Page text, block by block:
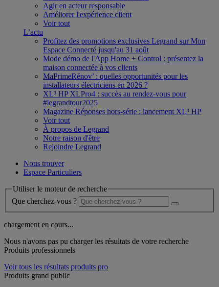
Agir en acteur responsable
Améliorer l'expérience client
Voir tout
L’actu
Profitez des promotions exclusives Legrand sur Mon
Espace Connecté jusqu'au 31 août
Mode démo de l'App Home + Control : présentez la
maison connectée à vos clients
MaPrimeRénov’ : quelles opportunités pour les
installateurs électriciens en 2026 ?
XL³ HP XLPro4 : succès au rendez-vous pour
#legrandtour2025
Magazine Réponses hors-série : lancement XL³ HP
Voir tout
À propos de Legrand
Notre raison d'être
Rejoindre Legrand
Nous trouver
Espace Particuliers
Utiliser le moteur de recherche
Que cherchez-vous ?
chargement en cours...
Nous n'avons pas pu charger les résultats de votre recherche
Produits professionnels
Voir tous les résultats produits pro
Produits grand public